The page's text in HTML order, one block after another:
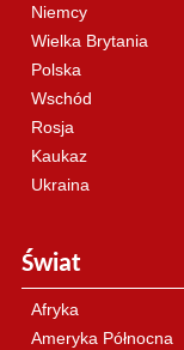
Niemcy
Wielka Brytania
Polska
Wschód
Rosja
Kaukaz
Ukraina
Świat
Afryka
Ameryka Północna